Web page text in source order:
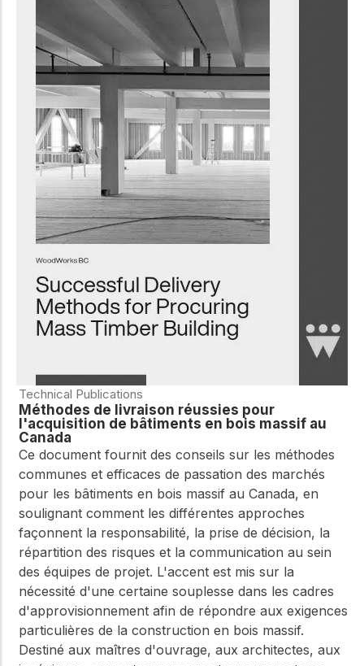
Technical Publications
Méthodes de livraison réussies pour
l'acquisition de bâtiments en bois massif au
Canada
Ce document fournit des conseils sur les méthodes
communes et efficaces de passation des marchés
pour les bâtiments en bois massif au Canada, en
soulignant comment les différentes approches
façonnent la responsabilité, la prise de décision, la
répartition des risques et la communication au sein
des équipes de projet. L'accent est mis sur la
nécessité d'une certaine souplesse dans les cadres
d'approvisionnement afin de répondre aux exigences
particulières de la construction en bois massif.
Destiné aux maîtres d'ouvrage, aux architectes, aux